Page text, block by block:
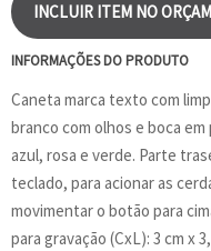
INCLUIR ITEM NO
INFORMAÇÕES DO PRODUTO
Caneta marca texto com
branco com olhos e boca
azul, rosa e verde. Parte
teclado, para acionar as
movimentar o botão para
para gravação (CxL): 3 cm x